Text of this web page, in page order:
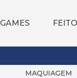
GAMES
MAQUIAGEM